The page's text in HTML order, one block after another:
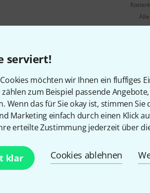
serviert!
möchten wir Ihnen ein fluffiges
zum Beispiel passende
Wenn das für Sie okay ist, stimmen
Marketing einfach durch einen Klick
erteilte Zustimmung jederzeit über
klar Cookies ablehnen
Gefällt Ihnen, was Sie